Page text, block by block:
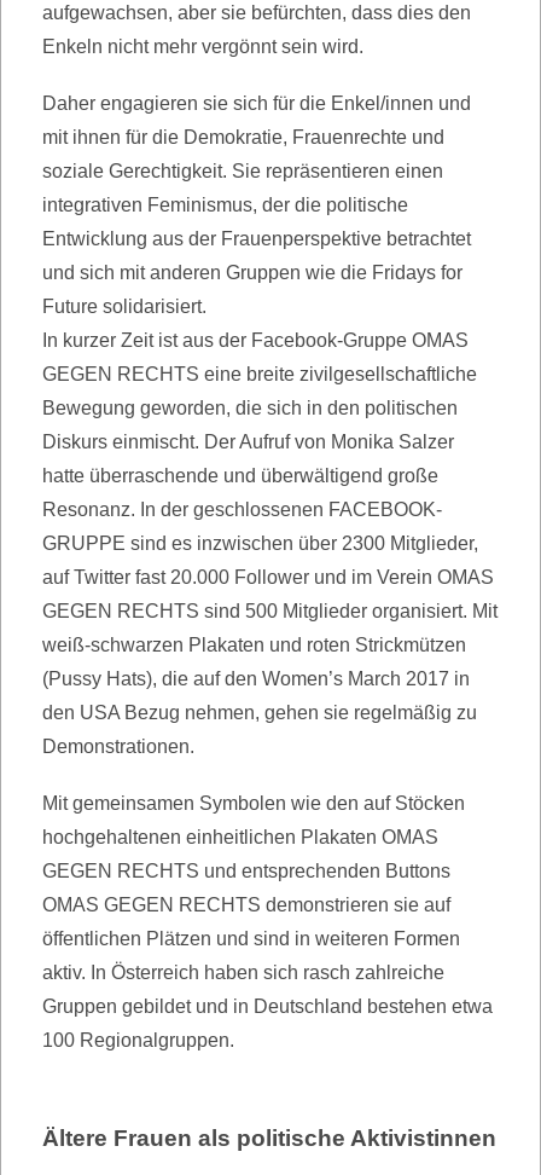
aufgewachsen, aber sie befürchten, dass dies den
Enkeln nicht mehr vergönnt sein wird.
Daher engagieren sie sich für die Enkel/innen und
mit ihnen für die Demokratie, Frauenrechte und
soziale Gerechtigkeit. Sie repräsentieren einen
integrativen Feminismus, der die politische
Entwicklung aus der Frauenperspektive betrachtet
und sich mit anderen Gruppen wie die Fridays for
Future solidarisiert.
In kurzer Zeit ist aus der Facebook-Gruppe OMAS
GEGEN RECHTS eine breite zivilgesellschaftliche
Bewegung geworden, die sich in den politischen
Diskurs einmischt. Der Aufruf von Monika Salzer
hatte überraschende und überwältigend große
Resonanz. In der geschlossenen FACEBOOK-
GRUPPE sind es inzwischen über 2300 Mitglieder,
auf Twitter fast 20.000 Follower und im Verein OMAS
GEGEN RECHTS sind 500 Mitglieder organisiert. Mit
weiß-schwarzen Plakaten und roten Strickmützen
(Pussy Hats), die auf den Women’s March 2017 in
den USA Bezug nehmen, gehen sie regelmäßig zu
Demonstrationen.
Mit gemeinsamen Symbolen wie den auf Stöcken
hochgehaltenen einheitlichen Plakaten OMAS
GEGEN RECHTS und entsprechenden Buttons
OMAS GEGEN RECHTS demonstrieren sie auf
öffentlichen Plätzen und sind in weiteren Formen
aktiv. In Österreich haben sich rasch zahlreiche
Gruppen gebildet und in Deutschland bestehen etwa
100 Regionalgruppen.
Ältere Frauen als politische Aktivistinnen